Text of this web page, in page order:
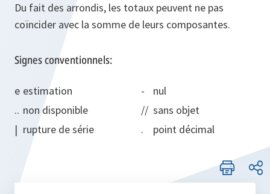
Du fait des arrondis, les totaux peuvent ne pas
coïncider avec la somme de leurs composantes.
Signes conventionnels:
e estimation -
nul
.. non disponible // sans objet
| rupture de série . point décimal